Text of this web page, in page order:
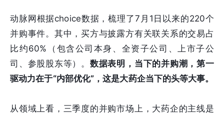
动脉网根据choice数据，梳理了7月1日以来的220个
并购事件。其中，买方与披露方有关联关系的交易占
比约60%（包含公司本身、全资子公司、上市子公
司、参股股东等）。 数据表明，当下的并购潮，第一
驱动力在于“内部优化”，这是大药企当下的头等大事。
从领域上看，三季度的并购市场上，大药企的主线是